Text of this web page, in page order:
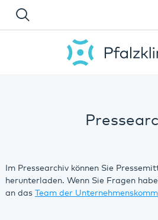
Im Pressearchiv können Sie
herunterladen. Wenn Sie Fragen
an das Team der